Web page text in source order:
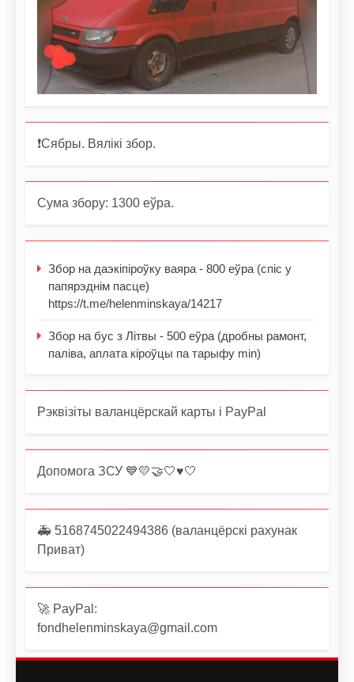
❗️Сябры. Вялікі збор.
Сума збору: 1300 еўра.
Збор на даэкіпіроўку ваяра - 800 еўра (спіс у
папярэднім пасце)
https://t.me/helenminskaya/14217
Збор на бус з Літвы - 500 еўра (дробны рамонт,
паліва, аплата кіроўцы па тарыфу min)
Рэквізіты валанцёрскай карты і PayPal
Допомога ЗСУ 💙💛🤝🤍♥️🤍
🚑 5168745022494386 (валанцёрскі рахунак
Приват)
🚀 PayPal:
fondhelenminskaya@gmail.com